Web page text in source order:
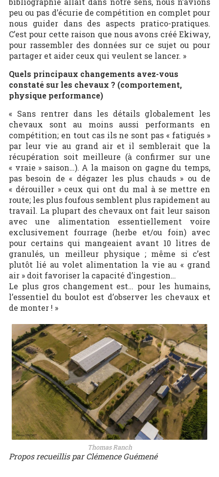
peu ou pas d’écurie de compétition en complet pour
nous guider dans des aspects pratico-pratiques.
C’est pour cette raison que nous avons créé Ekiway,
pour rassembler des données sur ce sujet ou pour
partager et aider ceux qui veulent se lancer. »
Quels principaux changements avez-vous
constaté sur les chevaux ? (comportement,
physique performance)
« Sans rentrer dans les détails globalement les
chevaux sont au moins aussi performants en
compétition; en tout cas ils ne sont pas « fatigués »
par leur vie au grand air et il semblerait que la
récupération soit meilleure (à confirmer sur une
« vraie » saison…). A la maison on gagne du temps,
pas besoin de « dégazer les plus chauds » ou de
« dérouiller » ceux qui ont du mal à se mettre en
route; les plus foufous semblent plus rapidement au
travail. La plupart des chevaux ont fait leur saison
avec une alimentation essentiellement voire
exclusivement fourrage (herbe et/ou foin) avec
pour certains qui mangeaient avant 10 litres de
granulés, un meilleur physique ; même si c’est
plutôt lié au volet alimentation la vie au « grand
air » doit favoriser la capacité d’ingestion…
Le plus gros changement est… pour les humains,
l’essentiel du boulot est d’observer les chevaux et
de monter ! »
Thomas Ranch
Propos recueillis par Clémence Guémené